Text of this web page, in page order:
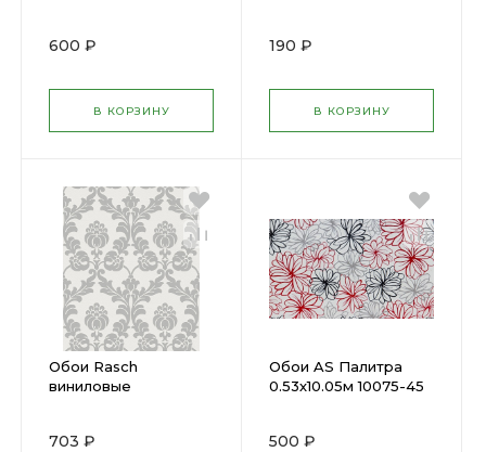
600 ₽
В КОРЗИНУ
190 ₽
В КОРЗИНУ
Обои Rasch
виниловые
703 ₽
Обои AS Палитра
0.53х10.05м 10075-45
500 ₽